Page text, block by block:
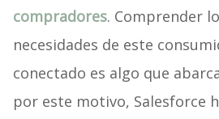
compradores. Comprender
necesidades de este
conectado es algo que
por este motivo, Salesforce